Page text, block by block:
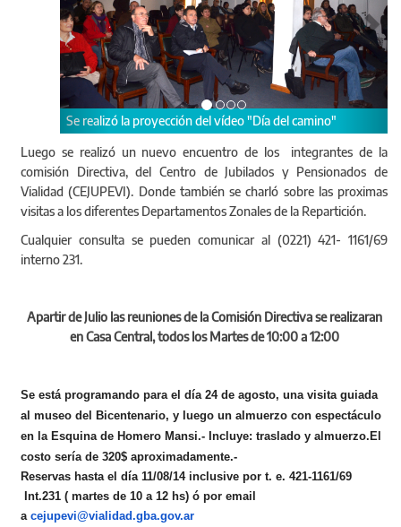
Se realizó la proyección del vídeo "Día del camino"
Luego se realizó un nuevo encuentro de los integrantes de la
comisión Directiva, del Centro de Jubilados y Pensionados de
Vialidad (CEJUPEVI). Donde también se charló sobre las proximas
visitas a los diferentes Departamentos Zonales de la Repartición.
Cualquier consulta se pueden comunicar al (0221) 421- 1161/69
interno 231.
Apartir de Julio las reuniones de la Comisión Directiva se realizaran
en Casa Central, todos los Martes de 10:00 a 12:00
Se está programando para el día 24 de agosto, una visita guiada
al museo del Bicentenario, y luego un almuerzo con espectáculo
en la Esquina de Homero Mansi.- Incluye: traslado y almuerzo.El
costo sería de 320$ aproximadamente.-
Reservas hasta el día 11/08/14 inclusive por t. e. 421-1161/69
Int.231 ( martes de 10 a 12 hs) ó por email
acejupevi@vialidad.gba.gov.ar